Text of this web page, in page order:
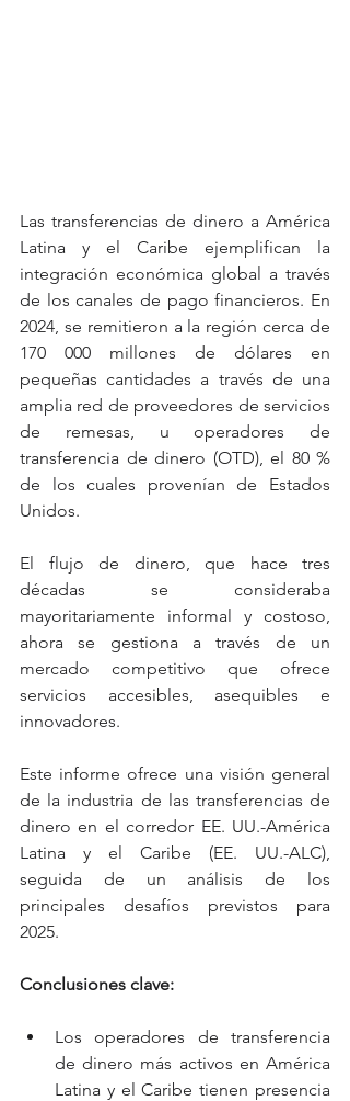
Las transferencias de dinero a América
Latina y el Caribe ejemplifican la
integración económica global a través
de los canales de pago financieros. En
2024, se remitieron a la región cerca de
170 000 millones de dólares en
pequeñas cantidades a través de una
amplia red de proveedores de servicios
de remesas, u operadores de
transferencia de dinero (OTD), el 80 %
de los cuales provenían de Estados
Unidos.
El flujo de dinero, que hace tres
décadas se consideraba
mayoritariamente informal y costoso,
ahora se gestiona a través de un
mercado competitivo que ofrece
servicios accesibles, asequibles e
innovadores.
Este informe ofrece una visión general
de la industria de las transferencias de
dinero en el corredor EE. UU.-América
Latina y el Caribe (EE. UU.-ALC),
seguida de un análisis de los
principales desafíos previstos para
2025.
Conclusiones clave:
Los operadores de transferencia
de dinero más activos en América
Latina y el Caribe tienen presencia